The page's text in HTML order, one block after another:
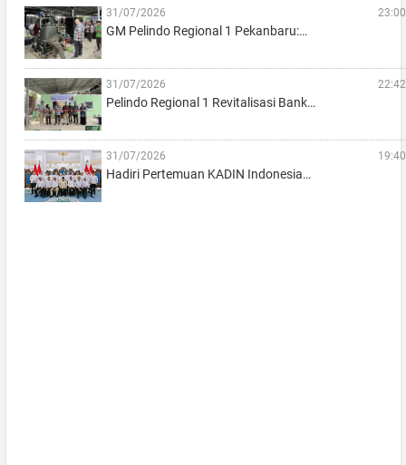
31/07/2026 23:00
GM Pelindo Regional 1 Pekanbaru:…
31/07/2026 22:42
Pelindo Regional 1 Revitalisasi Bank…
31/07/2026 19:40
Hadiri Pertemuan KADIN Indonesia…